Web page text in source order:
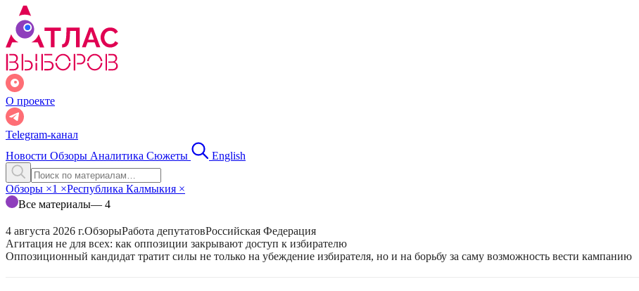
О проекте
Telegram-канал
Новости Обзоры Аналитика Сюжеты English
Обзоры ×1 ×Республика Калмыкия ×
Все материалы— 4
4 августа 2026 г.ОбзорыРабота депутатовРоссийская Федерация
Агитация не для всех: как оппозиции закрывают доступ к избирателю
Оппозиционный кандидат тратит силы не только на убеждение избирателя, но и на борьбу за саму возможность вести кампанию